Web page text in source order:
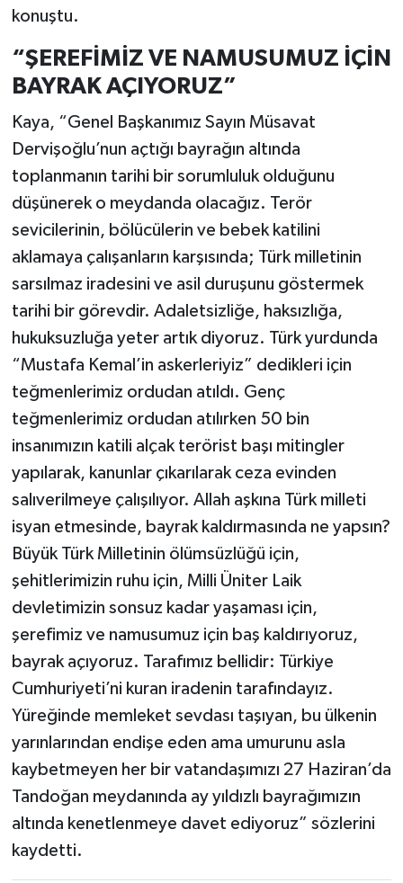
konuştu.
“ŞEREFİMİZ VE NAMUSUMUZ İÇİN
BAYRAK AÇIYORUZ”
Kaya, “Genel Başkanımız Sayın Müsavat
Dervişoğlu’nun açtığı bayrağın altında
toplanmanın tarihi bir sorumluluk olduğunu
düşünerek o meydanda olacağız. Terör
sevicilerinin, bölücülerin ve bebek katilini
aklamaya çalışanların karşısında; Türk milletinin
sarsılmaz iradesini ve asil duruşunu göstermek
tarihi bir görevdir. Adaletsizliğe, haksızlığa,
hukuksuzluğa yeter artık diyoruz. Türk yurdunda
“Mustafa Kemal’in askerleriyiz” dedikleri için
teğmenlerimiz ordudan atıldı. Genç
teğmenlerimiz ordudan atılırken 50 bin
insanımızın katili alçak terörist başı mitingler
yapılarak, kanunlar çıkarılarak ceza evinden
salıverilmeye çalışılıyor. Allah aşkına Türk milleti
isyan etmesinde, bayrak kaldırmasında ne yapsın?
Büyük Türk Milletinin ölümsüzlüğü için,
şehitlerimizin ruhu için, Milli Üniter Laik
devletimizin sonsuz kadar yaşaması için,
şerefimiz ve namusumuz için baş kaldırıyoruz,
bayrak açıyoruz. Tarafımız bellidir: Türkiye
Cumhuriyeti’ni kuran iradenin tarafındayız.
Yüreğinde memleket sevdası taşıyan, bu ülkenin
yarınlarından endişe eden ama umurunu asla
kaybetmeyen her bir vatandaşımızı 27 Haziran’da
Tandoğan meydanında ay yıldızlı bayrağımızın
altında kenetlenmeye davet ediyoruz” sözlerini
kaydetti.